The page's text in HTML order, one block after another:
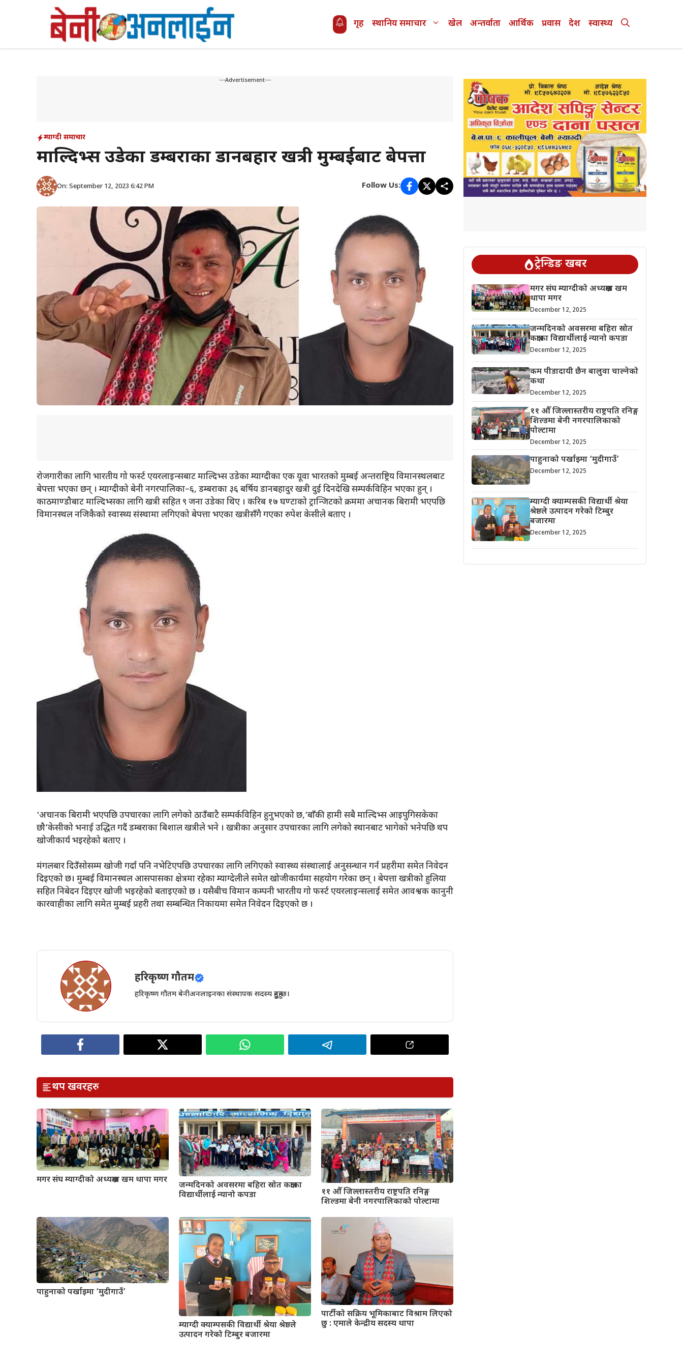
गृह स्थानिय समाचार खेल अन्तर्वाता आर्थिक प्रवास देश स्वास्थ्य
---Advertisement---
म्याग्दी समाचार
माल्दिभ्स उडेका डम्बराका डानबहादुर खत्री मुम्बईबाट बेपत्ता
On: September 12, 2023 6:42 PM Follow Us:
रोजगारीका लागि भारतीय गो फर्स्ट एयरलाइन्सबाट माल्दिभ्स उडेका म्याग्दीका एक यूवा भारतको मुम्बई अन्तराष्ट्रिय विमानस्थलबाट
बेपत्ता भएका छन् । म्याग्दीको बेनी नगरपालिका–६, डम्बराका ३६ बर्षिय डानबहादुर खत्री दुई दिनदेखि सम्पर्कविहिन भएका हुन् ।
काठमाण्डौबाट माल्दिभ्सका लागि खत्री सहित ९ जना उडेका थिए । करिब १७ घण्टाको ट्रान्जिटको क्रममा अचानक बिरामी भएपछि
विमानस्थल नजिकैको स्वास्थ्य संस्थामा लगिएको बेपत्ता भएका खत्रीसँगै गएका रुपेश केसीले बताए ।
‘अचानक बिरामी भएपछि उपचारका लागि लगेको ठाउँबाटै सम्पर्कविहिन हुनुभएको छ,‘बाँकी हामी सबै माल्दिभ्स आइपुगिसकेका
छौ’केसीको भनाई उद्धित गदैं डम्बराका बिशाल खत्रीले भने । खत्रीका अनुसार उपचारका लागि लगेको स्थानबाट भागेको भनेपछि थप
खोजीकार्य भइरहेको बताए ।
मंगलबार दिउँसोसम्म खोजी गर्दा पनि नभेटिएपछि उपचारका लागि लगिएको स्वास्थ्य संस्थालाई अनुसन्धान गर्न प्रहरीमा समेत निवेदन
दिइएको छ। मुम्बई विमानस्थल आसपासका क्षेत्रमा रहेका म्याग्देलीले समेत खोजीकार्यमा सहयोग गरेका छन् । बेपत्ता खत्रीको हुलिया
सहित निबेदन दिइएर खोजी भइरहेको बताइएको छ । यसैबीच विमान कम्पनी भारतीय गो फर्स्ट एयरलाइन्सलाई समेत आवश्वक कानुनी
कारवाहीका लागि समेत मुम्बई प्रहरी तथा सम्बन्धित निकायमा समेत निवेदन दिइएको छ ।
हरिकृष्ण गौतम
हरिकृष्ण गौतम बेनीअनलाइनका संस्थापक सदस्य हुनुहुन्छ।
थप खवरहरु
मगर संघ म्याग्दीको अध्यक्षमा खम थापा मगर
जन्मदिनको अवसरमा बहिरा स्रोत कक्षाका
विद्यार्थीलाई न्यानो कपडा
११ औँ जिल्लास्तरीय राष्ट्रपति रनिङ्ग
शिल्डमा बेनी नगरपालिकाको पोल्टामा
पाहुनाको पर्खाइमा ‘मुदीगाउँ’
म्याग्दी क्याम्पसकी विद्यार्थी श्रेया श्रेष्ठले
उत्पादन गरेको टिम्बुर बजारमा
पार्टीको सक्रिय भूमिकाबाट विश्राम लिएको
छु : एमाले केन्द्रीय सदस्य थापा
ट्रेन्डिङ खबर
मगर संघ म्याग्दीको अध्यक्षमा खम
थापा मगर
December 12, 2025
जन्मदिनको अवसरमा बहिरा स्रोत
कक्षाका विद्यार्थीलाई न्यानो कपडा
December 12, 2025
कम पीडादायी छैन बालुवा चाल्नेको
कथा
December 12, 2025
११ औँ जिल्लास्तरीय राष्ट्रपति रनिङ्ग
शिल्डमा बेनी नगरपालिकाको
पोल्टामा
December 12, 2025
पाहुनाको पर्खाइमा ‘मुदीगाउँ’
December 12, 2025
म्याग्दी क्याम्पसकी विद्यार्थी श्रेया
श्रेष्ठले उत्पादन गरेको टिम्बुर
बजारमा
December 12, 2025